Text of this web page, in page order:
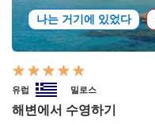
나는 거기에 있었다
유럽 밀로스
해변에서 수영하기